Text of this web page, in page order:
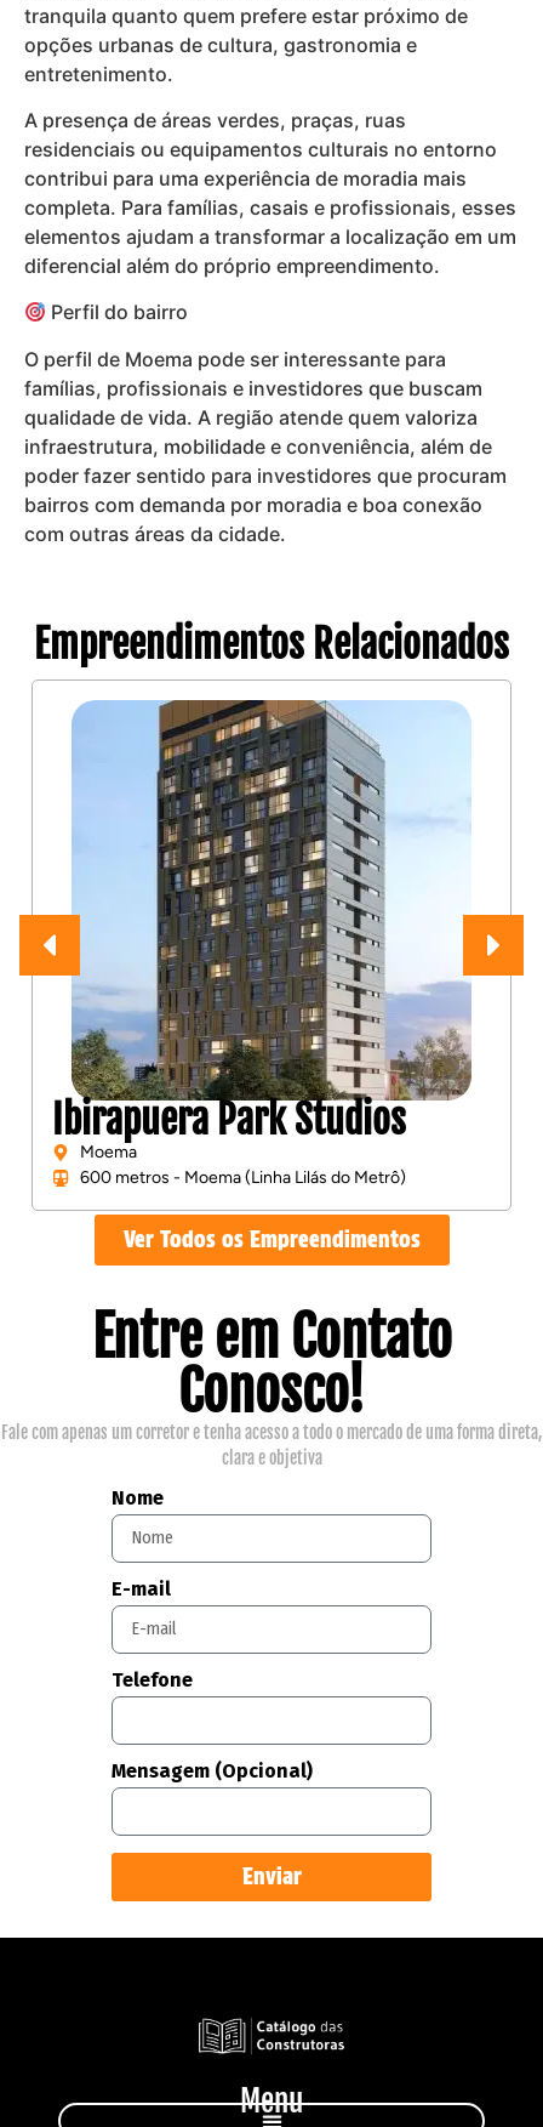
tranquila quanto quem prefere estar próximo de
opções urbanas de cultura, gastronomia e
entretenimento.
A presença de áreas verdes, praças, ruas
residenciais ou equipamentos culturais no entorno
contribui para uma experiência de moradia mais
completa. Para famílias, casais e profissionais, esses
elementos ajudam a transformar a localização em um
diferencial além do próprio empreendimento.
Perfil do bairro
O perfil de Moema pode ser interessante para
famílias, profissionais e investidores que buscam
qualidade de vida. A região atende quem valoriza
infraestrutura, mobilidade e conveniência, além de
poder fazer sentido para investidores que procuram
bairros com demanda por moradia e boa conexão
com outras áreas da cidade.
Empreendimentos Relacionados
Ibirapuera Park Studios
Moema
600 metros - Moema (Linha Lilás do Metrô)
Ver Todos os Empreendimentos
Entre em Contato
Conosco!
Fale com apenas um corretor e tenha acesso a todo o mercado de uma forma direta,
clara e objetiva
Nome
E-mail
Telefone
Mensagem (Opcional)
Enviar
Menu